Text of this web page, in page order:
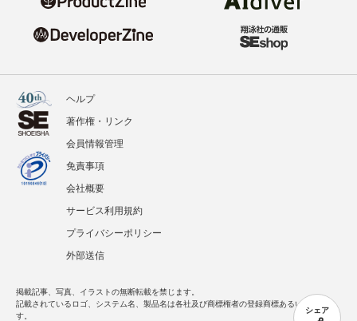
シェア
ヘルプ
著作権・リンク
会員情報管理
免責事項
会社概要
サービス利用規約
プライバシーポリシー
外部送信
掲載記事、写真、イラストの無断転載を禁じます。
記載されているロゴ、システム名、製品名は各社及び商標権者の登録商標あるいは商標で
す。